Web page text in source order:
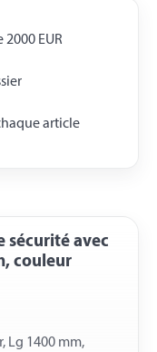
EUR
article
sécurité avec
couleur
Lg 1400 mm,